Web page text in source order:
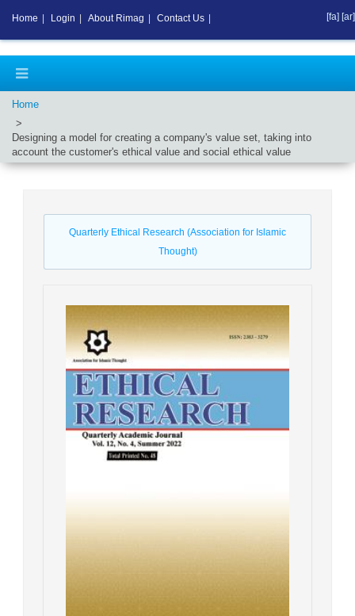
Home
Designing a model for creating a company's value set, taking into
account the customer's ethical value and social ethical value
Quarterly Ethical Research (Association for Islamic
Thought)
Home Login About Rimag Contact Us [fa] [ar]